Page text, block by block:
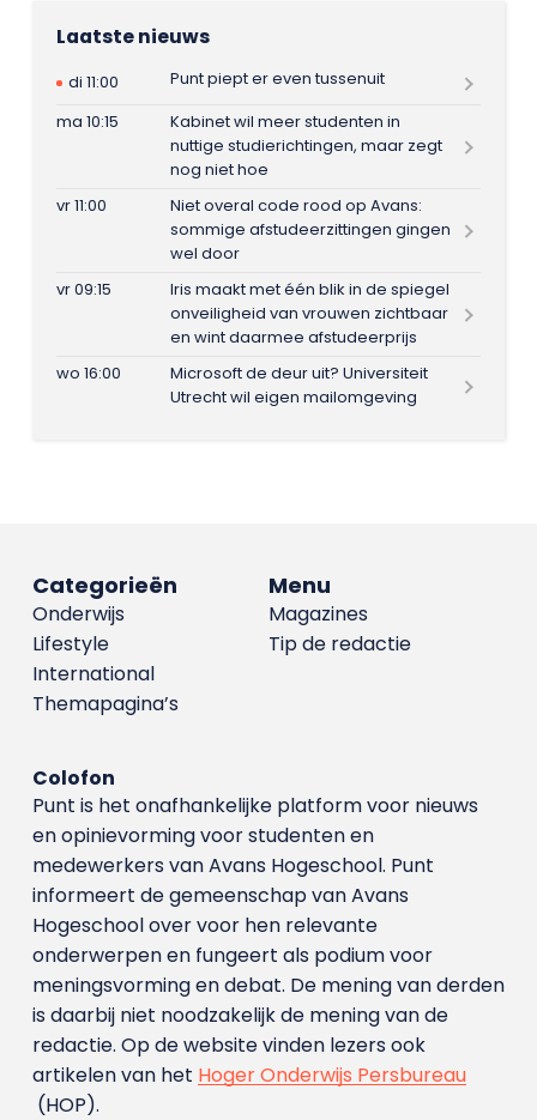
Laatste nieuws
di 11:00
Punt piept er even tussenuit
ma 10:15
Kabinet wil meer studenten in
nuttige studierichtingen, maar zegt
nog niet hoe
vr 11:00
Niet overal code rood op Avans:
sommige afstudeerzittingen gingen
wel door
vr 09:15
Iris maakt met één blik in de spiegel
onveiligheid van vrouwen zichtbaar
en wint daarmee afstudeerprijs
wo 16:00
Microsoft de deur uit? Universiteit
Utrecht wil eigen mailomgeving
Menu
Magazines
Tip de redactie
Categorieën
Onderwijs
Lifestyle
International
Themapagina’s
Colofon
Punt is het onafhankelijke platform voor nieuws
en opinievorming voor studenten en
medewerkers van Avans Hoge­school. Punt
informeert de gemeenschap van Avans
Hogeschool over voor hen relevante
onderwerpen en fungeert als podium voor
meningsvorming en debat. De mening van derden
is daarbij niet noodzakelijk de mening van de
redactie. Op de website vinden lezers ook
artikelen van het Hoger Onderwijs Persbureau
(HOP).